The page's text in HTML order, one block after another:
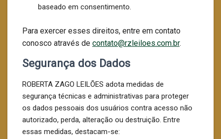
baseado em consentimento.
Para exercer esses direitos, entre em contato
conosco através de contato@rzleiloes.com.br.
Segurança dos Dados
ROBERTA ZAGO LEILÕES adota medidas de
segurança técnicas e administrativas para proteger
os dados pessoais dos usuários contra acesso não
autorizado, perda, alteração ou destruição. Entre
essas medidas, destacam-se: